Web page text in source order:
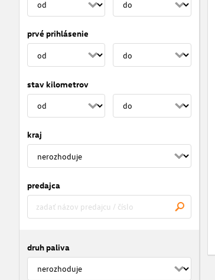
prvé prihlásenie
stav kilometrov
kraj
predajca
druh paliva